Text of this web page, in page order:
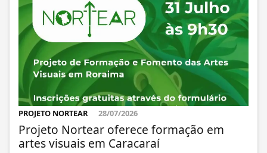
PROJETO NORTEAR 28/07/2026
Projeto Nortear oferece formação em
artes visuais em Caracaraí